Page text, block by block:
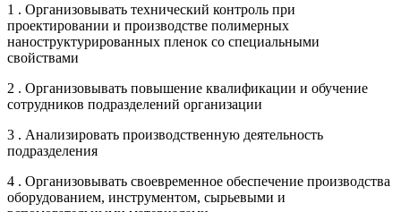
1 . Организовывать технический контроль при
проектировании и производстве полимерных
наноструктурированных пленок со специальными
свойствами
2 . Организовывать повышение квалификации и обучение
сотрудников подразделений организации
3 . Анализировать производственную деятельность
подразделения
4 . Организовывать своевременное обеспечение производства
оборудованием, инструментом, сырьевыми и